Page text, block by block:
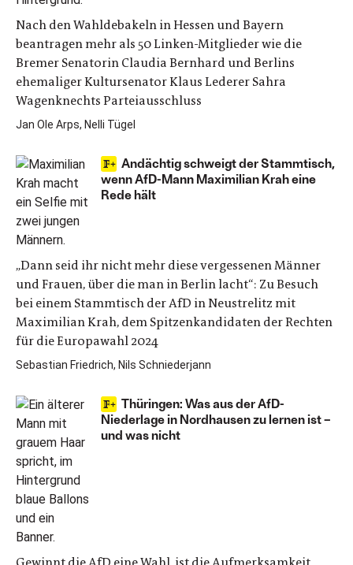
Nach den Wahldebakeln in Hessen und Bayern
beantragen mehr als 50 Linken-Mitglieder wie die
Bremer Senatorin Claudia Bernhard und Berlins
ehemaliger Kultursenator Klaus Lederer Sahra
Wagenknechts Parteiausschluss
Jan Ole Arps, Nelli Tügel
Andächtig schweigt der Stammtisch,
wenn AfD-Mann Maximilian Krah eine
Rede hält
„Dann seid ihr nicht mehr diese vergessenen Männer
und Frauen, über die man in Berlin lacht“: Zu Besuch
bei einem Stammtisch der AfD in Neustrelitz mit
Maximilian Krah, dem Spitzenkandidaten der Rechten
für die Europawahl 2024
Sebastian Friedrich, Nils Schniederjann
Thüringen: Was aus der AfD-
Niederlage in Nordhausen zu lernen ist –
und was nicht